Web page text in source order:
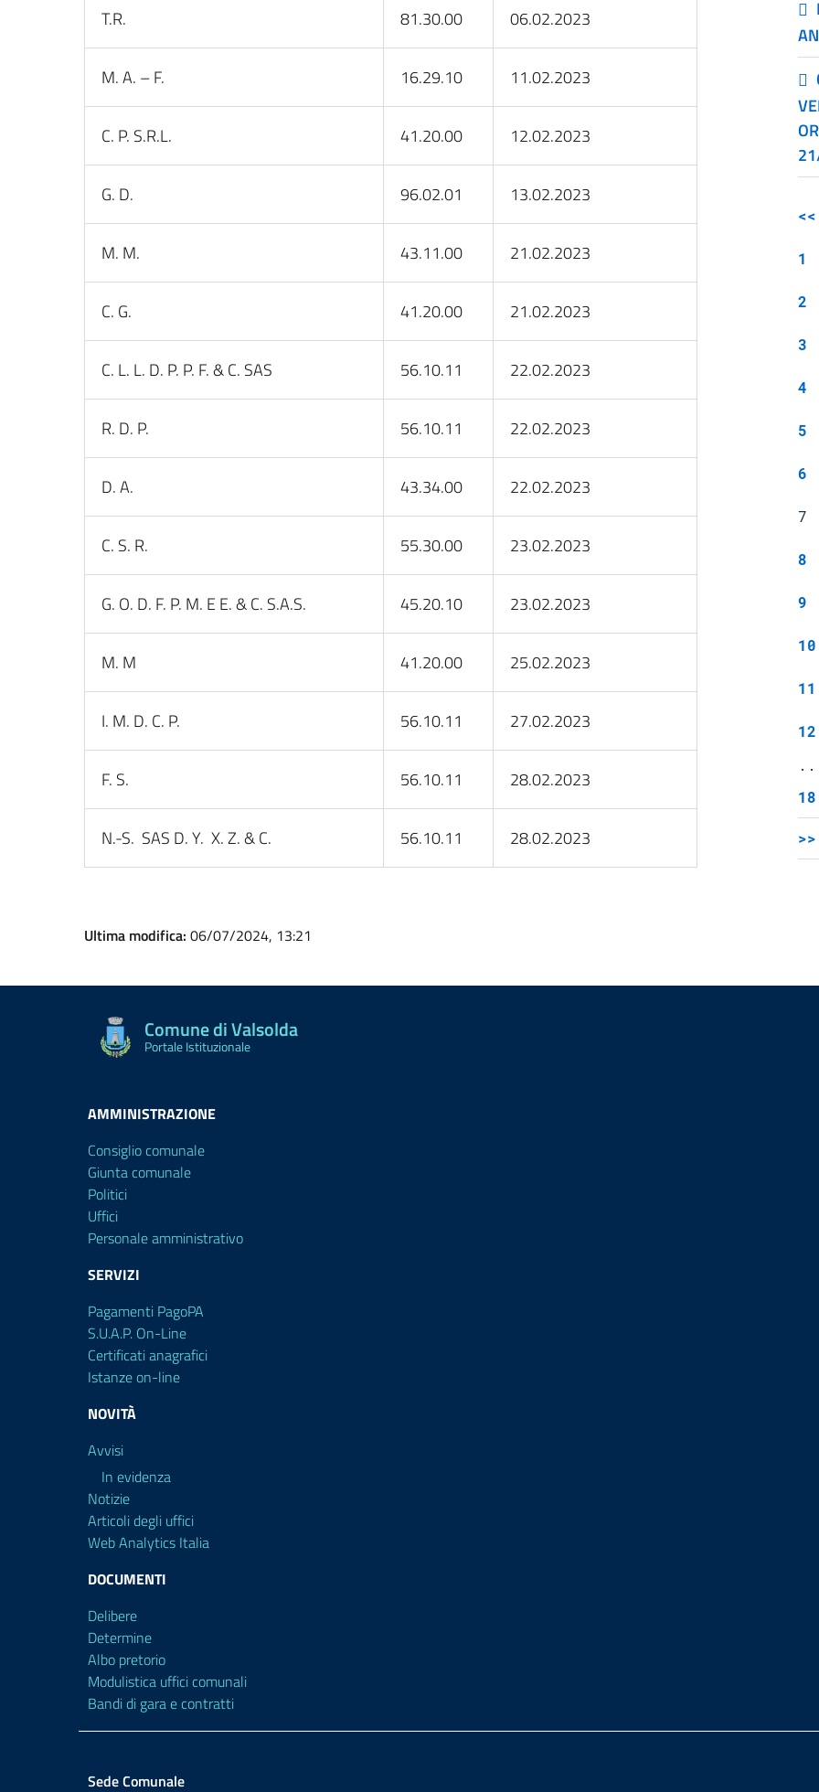
T.R. 81.30.00 06.02.2023
M. A. – F. 16.29.10 11.02.2023
C. P. S.R.L. 41.20.00 12.02.2023
G. D. 96.02.01 13.02.2023
M. M. 43.11.00 21.02.2023
C. G. 41.20.00 21.02.2023
C. L. L. D. P. P. F. & C. SAS 56.10.11 22.02.2023
R. D. P. 56.10.11 22.02.2023
D. A. 43.34.00 22.02.2023
C. S. R. 55.30.00 23.02.2023
G. O. D. F. P. M. E E. & C. S.A.S. 45.20.10 23.02.2023
M. M 41.20.00 25.02.2023
I. M. D. C. P. 56.10.11 27.02.2023
F. S. 56.10.11 28.02.2023
N.-S. SAS D. Y. X. Z. & C. 56.10.11 28.02.2023
Ultima modifica: 06/07/2024, 13:21
<<
1
2
3
4
5
6
7
8
9
10
11
12
18
>>
Comune di Valsolda
Portale Istituzionale
AMMINISTRAZIONE
Consiglio comunale
Giunta comunale
Politici
Uffici
Personale amministrativo
SERVIZI
Pagamenti PagoPA
S.U.A.P. On-Line
Certificati anagrafici
Istanze on-line
NOVITÀ
Avvisi
In evidenza
Notizie
Articoli degli uffici
Web Analytics Italia
DOCUMENTI
Delibere
Determine
Albo pretorio
Modulistica uffici comunali
Bandi di gara e contratti
Sede Comunale